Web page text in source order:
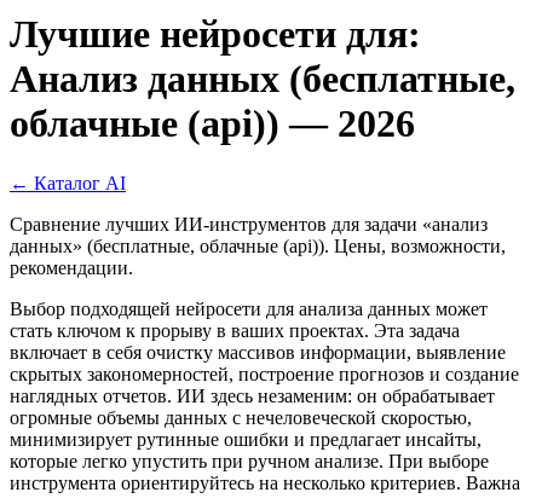
Лучшие нейросети для:
Анализ данных (бесплатные,
облачные (api)) — 2026
← Каталог AI
Сравнение лучших ИИ-инструментов для задачи «анализ
данных» (бесплатные, облачные (api)). Цены, возможности,
рекомендации.
Выбор подходящей нейросети для анализа данных может
стать ключом к прорыву в ваших проектах. Эта задача
включает в себя очистку массивов информации, выявление
скрытых закономерностей, построение прогнозов и создание
наглядных отчетов. ИИ здесь незаменим: он обрабатывает
огромные объемы данных с нечеловеческой скоростью,
минимизирует рутинные ошибки и предлагает инсайты,
которые легко упустить при ручном анализе. При выборе
инструмента ориентируйтесь на несколько критериев. Важна